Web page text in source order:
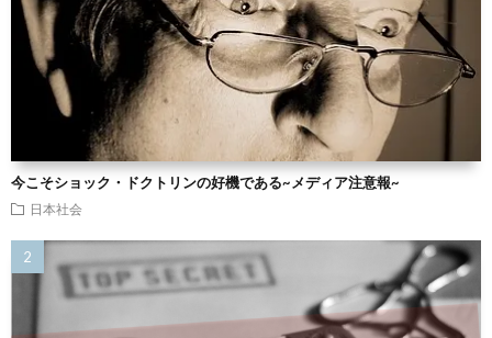
今こそショック・ドクトリンの好機である~メディア注意報~
日本社会